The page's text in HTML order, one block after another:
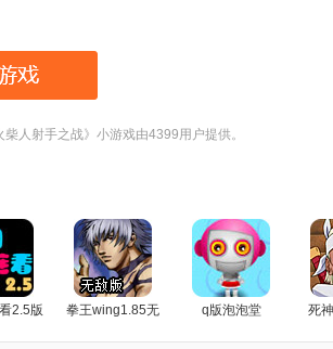
柴人射手之战》小游戏由4399用户提供。
2.5版
拳王wing1.85无
q版泡泡堂 死